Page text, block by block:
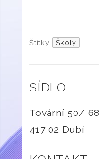
Štítky Školy
SÍDLO
Tovární 50/ 68
417 02 Dubí